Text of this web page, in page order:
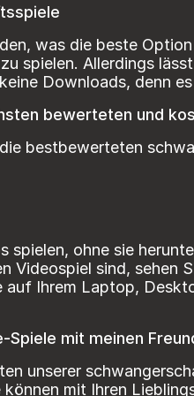
was die beste
spielen. Allerdings
Downloads, denn
bewerteten und
bestbewerteten
spielen, ohne sie
Videospiel sind, sehen
Ihrem Laptop,
mit meinen
unserer
mit Ihren